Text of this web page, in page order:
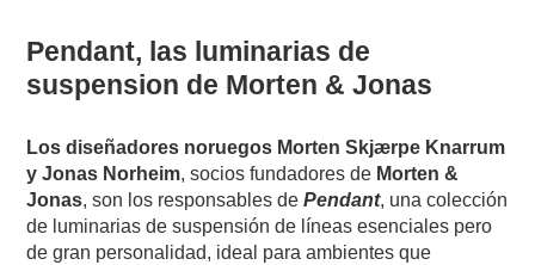
Pendant, las luminarias de
suspension de Morten & Jonas
Los diseñadores noruegos Morten Skjærpe Knarrum
y Jonas Norheim, socios fundadores de Morten &
Jonas, son los responsables dePendant, una colección
de luminarias de suspensión de líneas esenciales pero
de gran personalidad, ideal para ambientes que